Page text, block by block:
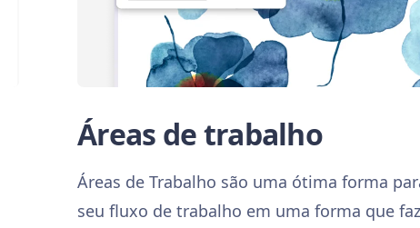
Áreas de trabalho
Áreas de Trabalho são uma ótima forma
seu fluxo de trabalho em uma forma que